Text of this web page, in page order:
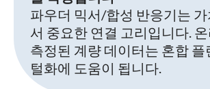
파우더 믹서/합성 반응기는 가
서 중요한 연결 고리입니다.
측정된 계량 데이터는 혼합 플
털화에 도움이 됩니다.